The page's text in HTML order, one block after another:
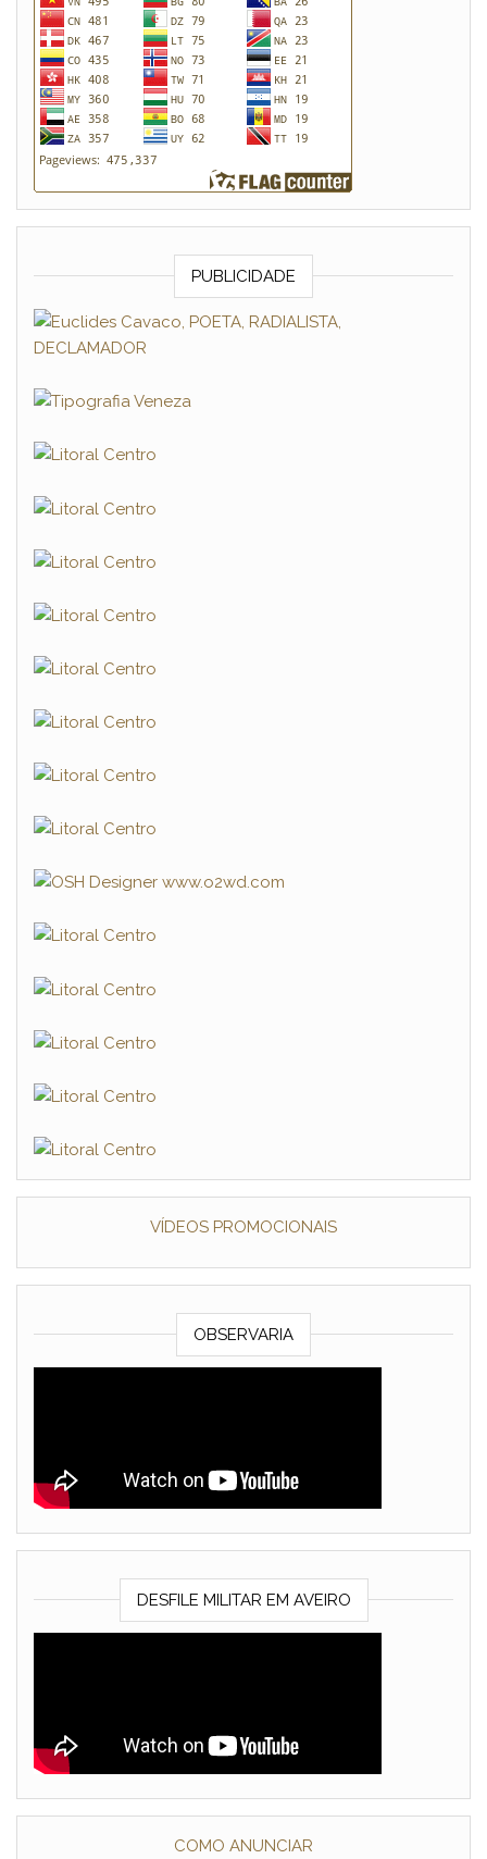
PUBLICIDADE
VÍDEOS PROMOCIONAIS
OBSERVARIA
DESFILE MILITAR EM AVEIRO
COMO ANUNCIAR